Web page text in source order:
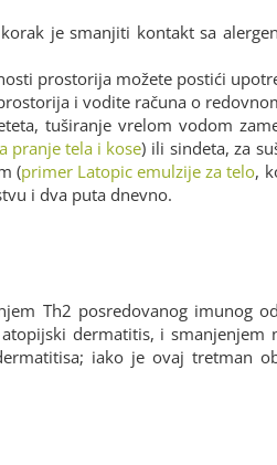
je smanjiti kontakt sa
prostorija možete postići
i vodite računa o
tuširanje vrelom vodom
pranje tela i kose) ili sindeta, za
(primer Latopic emulzije za telo,
i dva puta dnevno.
Th2 posredovanog imunog
dermatitis, i smanjenjem
iako je ovaj tretman